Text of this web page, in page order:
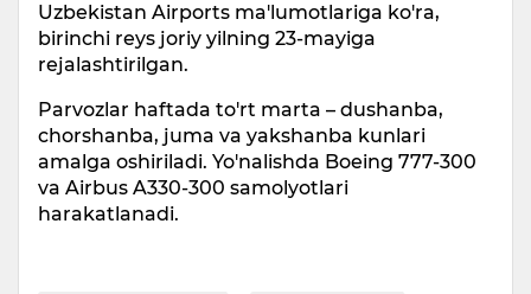
Uzbekistan Airports ma'lumotlariga ko'ra,
birinchi reys joriy yilning 23-mayiga
rejalashtirilgan.
Parvozlar haftada to'rt marta – dushanba,
chorshanba, juma va yakshanba kunlari
amalga oshiriladi. Yo'nalishda Boeing 777-300
va Airbus A330-300 samolyotlari
harakatlanadi.